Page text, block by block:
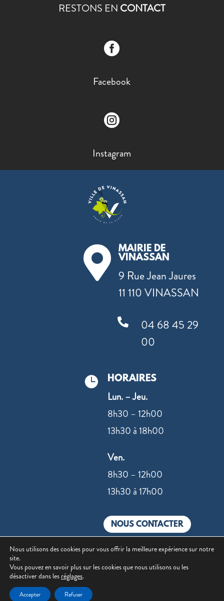
RESTONS EN CONTACT

Facebook

Instagram

MAIRIE DE
VINASSAN
9 Rue Jean Jaures
11 110 VINASSAN

04 68 45 29
00
 HORAIRES
Lun. – Jeu.
8h30 – 12h00
13h30 à 18h00
Ven.
8h30 – 12h00
13h30 à 17h00
NOUS CONTACTER
©2022 –Mentions légales
Nous utilisons des cookies pour vous offrir la meilleure expérience sur notre
site.
Vous pouvez en savoir plus sur les cookies que nous utilisons ou les
désactiver dans les réglages.
Accepter Refuser